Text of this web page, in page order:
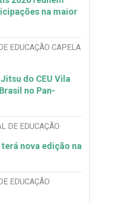
na maior
EDUCAÇÃO CAPELA
do CEU Vila
no Pan-
DE EDUCAÇÃO
nova edição na
EDUCAÇÃO